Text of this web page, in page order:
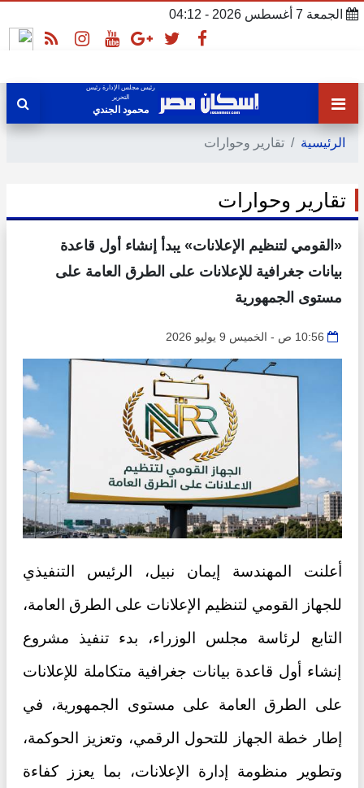
الجمعة 7 أغسطس 2026 - 04:12
رئيس مجلس الإدارة رئيس
التحرير
محمود الجندي
الرئيسية تقارير وحوارات
تقارير وحوارات
«القومي لتنظيم الإعلانات» يبدأ إنشاء أول قاعدة
بيانات جغرافية للإعلانات على الطرق العامة على
مستوى الجمهورية
10:56 ص - الخميس 9 يوليو 2026
أعلنت المهندسة إيمان نبيل، الرئيس التنفيذي
للجهاز القومي لتنظيم الإعلانات على الطرق العامة،
التابع لرئاسة مجلس الوزراء، بدء تنفيذ مشروع
إنشاء أول قاعدة بيانات جغرافية متكاملة للإعلانات
على الطرق العامة على مستوى الجمهورية، في
إطار خطة الجهاز للتحول الرقمي، وتعزيز الحوكمة،
وتطوير منظومة إدارة الإعلانات، بما يعزز كفاءة